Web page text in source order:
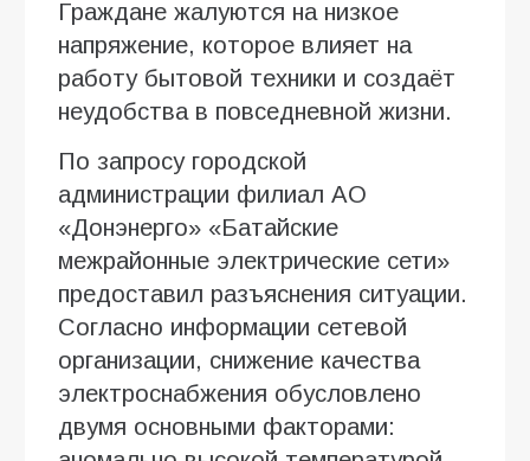
Граждане жалуются на низкое
напряжение, которое влияет на
работу бытовой техники и создаёт
неудобства в повседневной жизни.
По запросу городской
администрации филиал АО
«Донэнерго» «Батайские
межрайонные электрические сети»
предоставил разъяснения ситуации.
Согласно информации сетевой
организации, снижение качества
электроснабжения обусловлено
двумя основными факторами: